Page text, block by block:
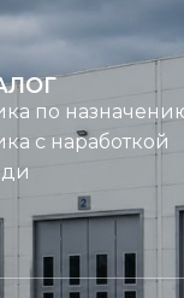
по
с наработкой